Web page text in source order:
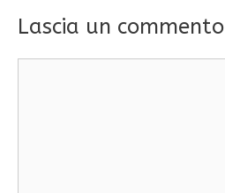
Lascia un commento